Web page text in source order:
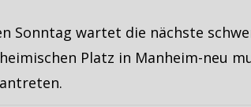
Sonntag wartet die nächste
Platz in Manheim-neu